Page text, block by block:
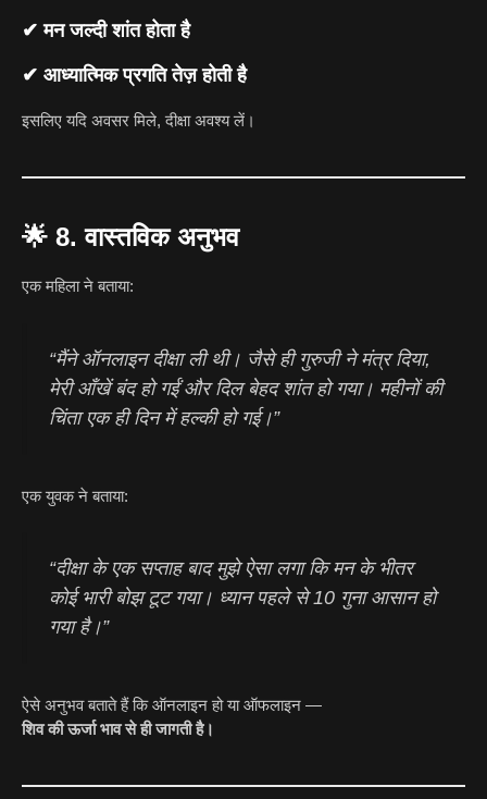
✔ मन जल्दी शांत होता है
✔ आध्यात्मिक प्रगति तेज़ होती है
इसलिए यदि अवसर मिले, दीक्षा अवश्य लें।
🌟 8. वास्तविक अनुभव
एक महिला ने बताया:
“मैंने ऑनलाइन दीक्षा ली थी। जैसे ही गुरुजी ने मंत्र दिया,
मेरी आँखें बंद हो गईं और दिल बेहद शांत हो गया। महीनों की
चिंता एक ही दिन में हल्की हो गई।”
एक युवक ने बताया:
“दीक्षा के एक सप्ताह बाद मुझे ऐसा लगा कि मन के भीतर
कोई भारी बोझ टूट गया। ध्यान पहले से 10 गुना आसान हो
गया है।”
ऐसे अनुभव बताते हैं कि ऑनलाइन हो या ऑफलाइन —
शिव की ऊर्जा भाव से ही जागती है।